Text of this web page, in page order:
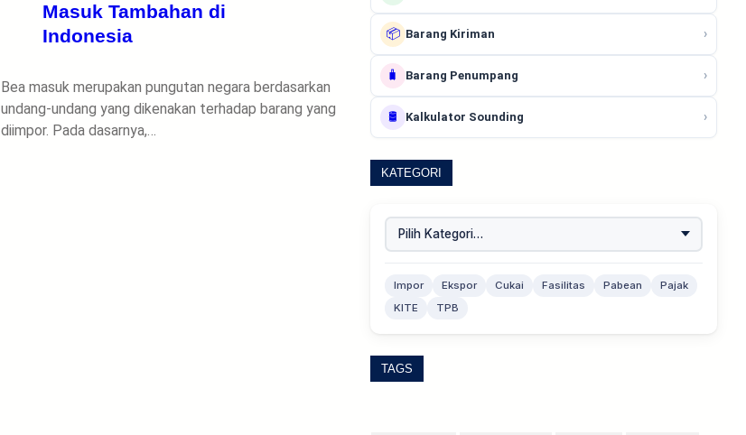
Masuk Tambahan di
Indonesia
Bea masuk merupakan pungutan negara berdasarkan
undang-undang yang dikenakan terhadap barang yang
diimpor. Pada dasarnya,…
📦 Barang Kiriman ›
🧳 Barang Penumpang ›
🛢️ Kalkulator Sounding ›
KATEGORI
Impor Ekspor Cukai Fasilitas Pabean
Pajak
KITE
TPB
TAGS